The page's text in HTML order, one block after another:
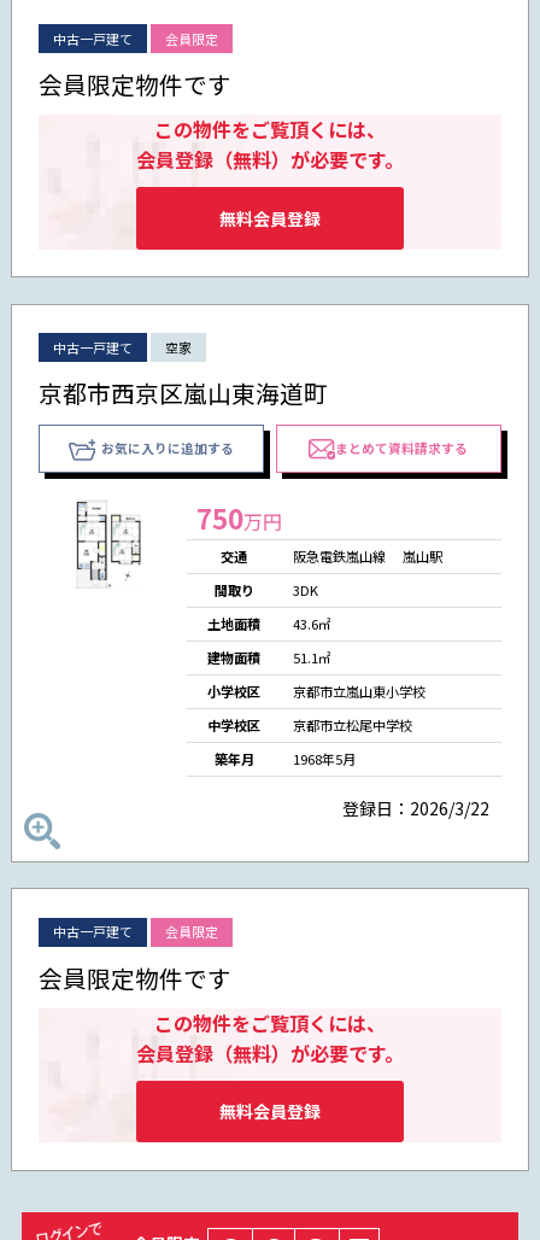
中古一戸建て 会員限定
会員限定物件です
この物件をご覧頂くには、
会員登録（無料）が必要です。
無料会員登録
中古一戸建て 空家
京都市西京区嵐山東海道町
お気に入りに追加する まとめて資料請求する
750万円
交通
阪急電鉄嵐山線 嵐山駅
間取り
3DK
土地面積
43.6㎡
建物面積
51.1㎡
小学校区
京都市立嵐山東小学校
中学校区
京都市立松尾中学校
築年月
1968年5月
登録日：2026/3/22
中古一戸建て 会員限定
会員限定物件です
この物件をご覧頂くには、
会員登録（無料）が必要です。
無料会員登録